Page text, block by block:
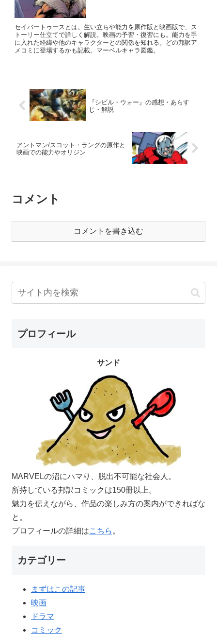
セイバートゥースとは。生い立ちや能力を原作版と映画版で、ス
トーリー仕立てで詳しく解説。映画の予習・復習にも。能力を手
に入れた経緯や他のキャラクターとの関係を知れる。どの邦訳ア
メコミに登場するかも記載。マーベルキャラ図鑑。
『シビル・ウォー』の感想・あらす
じ・解説
アントマン/スコット・ラングの原作と
映画での能力やオリジン
コメント
コメントを書き込む
プロフィール
サンド
MARVELの沼にハマり、脱出不可能な社会人。
所持している邦訳コミックは150冊以上。
魅力を伝えながら、作品の楽しみ方の案内ができればな
と。
プロフィールの詳細はこちら 。
カテゴリー
まずはこの記事
映画
ドラマ
コミック